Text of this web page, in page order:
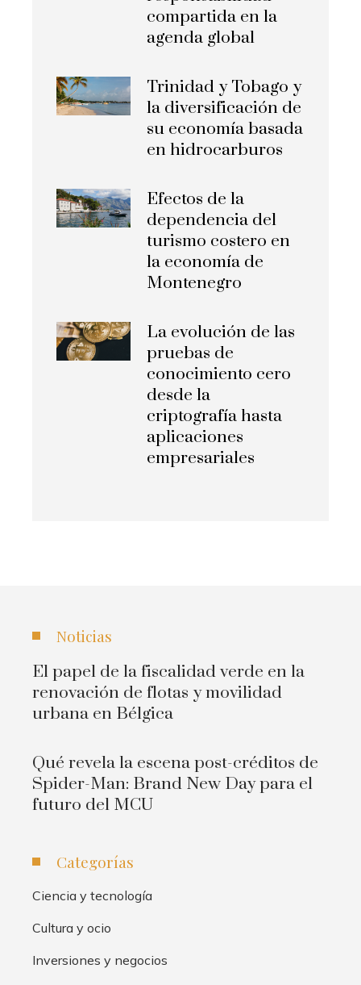
compartida en la
agenda global
Trinidad y Tobago y
la diversificación de
su economía basada
en hidrocarburos
Efectos de la
dependencia del
turismo costero en
la economía de
Montenegro
La evolución de las
pruebas de
conocimiento cero
desde la
criptografía hasta
aplicaciones
empresariales
Noticias
El papel de la fiscalidad verde en la
renovación de flotas y movilidad
urbana en Bélgica
Qué revela la escena post-créditos de
Spider-Man: Brand New Day para el
futuro del MCU
Categorías
Ciencia y tecnología
Cultura y ocio
Inversiones y negocios